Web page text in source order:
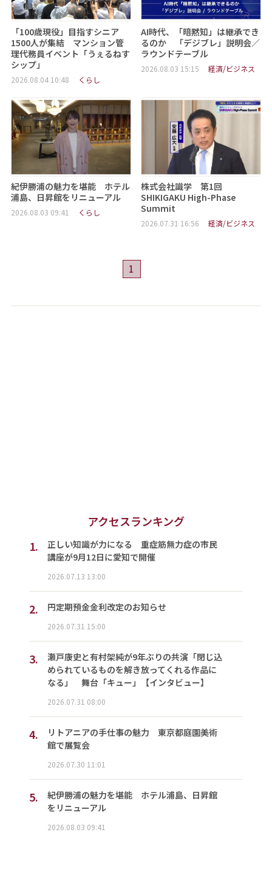
「100歳現役」目指すシニア
1500人が集結 マンション管
理代務員イベント「うぇるねす
シップ」
2026.08.04 10:48 くらし
AI時代、「暗黙知」は継承でき
るのか 「デジブレ」説明会／
ラウンドテーブル
2026.08.03 15:15 経済/ビジネス
紀伊勝浦の魅力を堪能 ホテル
浦島、日昇館をリニューアル
2026.08.03 09:41 くらし
株式会社識学 第1回
SHIKIGAKU High-Phase
Summit
2026.07.31 16:56 経済/ビジネス
1
アクセスランキング
1.
正しい知識が力になる 重症筋無力症の市民
講座が9月12日に愛知で開催
2026.07.13 13:00
2. 円定期預金金利改定のお知らせ
2026.07.31 15:00
3.
瀬戸康史と有村架純が9年ぶりの共演「閉じ込
められているものを解き放ってくれる作品に
なる」 舞台「キュー」【インタビュー】
2026.07.31 08:00
4.
リトアニアの手仕事の魅力 東京都庭園美術
館で展覧会
2026.07.30 11:01
5.
紀伊勝浦の魅力を堪能 ホテル浦島、日昇館
をリニューアル
2026.08.03 09:41